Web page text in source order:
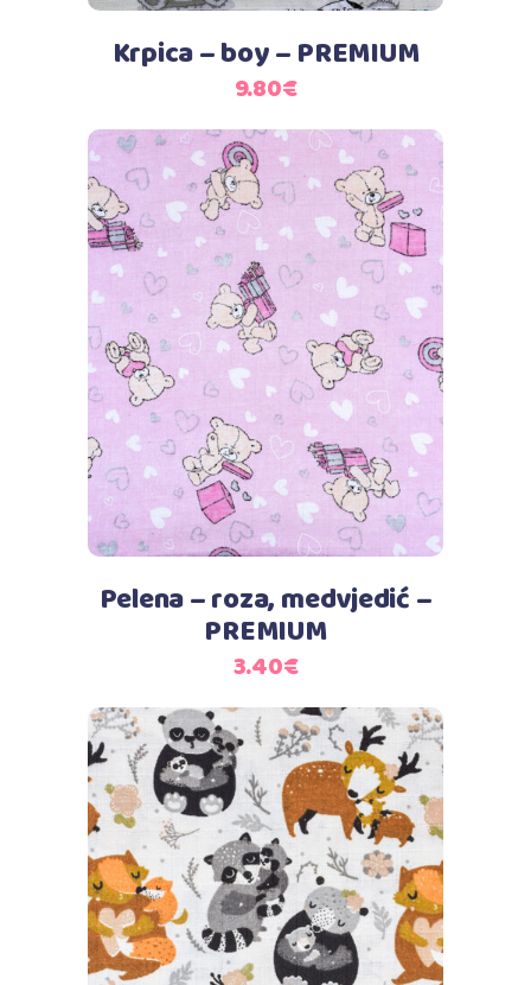
Krpica – boy – PREMIUM
9.80€
Dodaj u košaricu
Pelena – roza, medvjedić –
PREMIUM
3.40€
Dodaj u košaricu